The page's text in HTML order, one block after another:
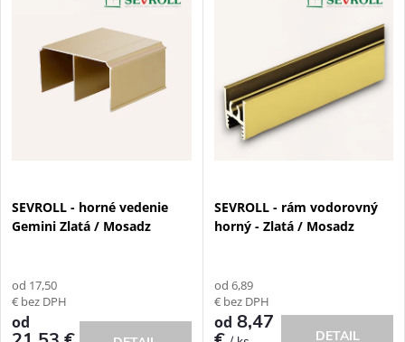
p
o
Najpredávanejšie
p
r
o
SEVROLL - horné vedenie
Gemini Zlatá / Mosadz
od 17,50
€ bez DPH
od
SEVROLL - rám vodorovný
horný - Zlatá / Mosadz
od 6,89
€ bez DPH
od 8,47
DETAIL